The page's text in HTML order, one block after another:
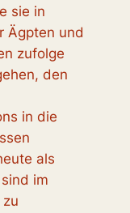
sie in
Ägpten und
zufolge
den
in die
als
im